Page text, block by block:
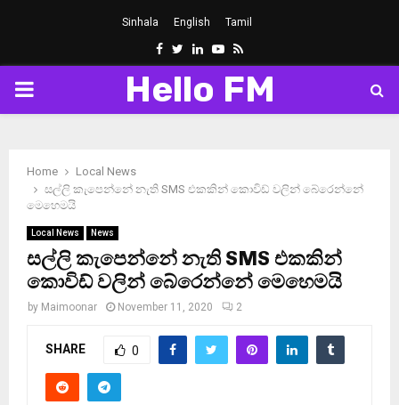
Sinhala English Tamil
Facebook
Twitter
LinkedinYoutube
Rss
PRIMARY
Hello FM
Home
Local News
සල්ලි කැපෙන්නේ නැති SMS එකකින් කොවිඩ් වලින් බේරෙන්නේ
මෙහෙමයි
Local News News
සල්ලි කැපෙන්නේ නැති SMS එකකින්
කොවිඩ් වලින් බේරෙන්නේ මෙහෙමයි
by Maimoonar November 11, 2020 2
SHARE 0